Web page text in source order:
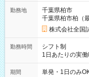
例】 ・河合塾模
×8時間＝日収
円の場合あり ・
円（役割手当＋
間】試用期間なし
勤務地
千葉県柏市
千葉県柏市柏（
株式会社全国
勤務時間
シフト制
1日あたりの実
間は 試験によ
期間 単発・1日のみ